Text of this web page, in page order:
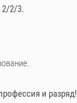
2/2/3.
и разряд!